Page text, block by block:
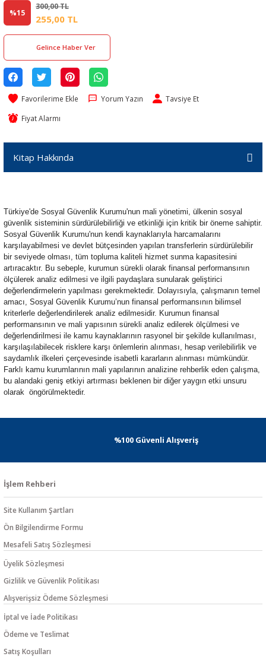
%15
300,00 TL
255,00 TL
Gelince Haber Ver
Yorum Yazın Tavsiye Et
Fiyat Alarmı
Kitap Hakkında
Türkiye'de Sosyal Güvenlik Kurumu'nun mali yönetimi, ülkenin sosyal
güvenlik sisteminin sürdürülebilirliği ve etkinliği için kritik bir öneme sahiptir.
Sosyal Güvenlik Kurumu'nun kendi kaynaklarıyla harcamalarını
karşılayabilmesi ve devlet bütçesinden yapılan transferlerin sürdürülebilir
bir seviyede olması, tüm topluma kaliteli hizmet sunma kapasitesini
artıracaktır. Bu sebeple, kurumun sürekli olarak finansal performansının
ölçülerek analiz edilmesi ve ilgili paydaşlara sunularak geliştirici
değerlendirmelerin yapılması gerekmektedir. Dolayısıyla, çalışmanın temel
amacı, Sosyal Güvenlik Kurumu’nun finansal performansının bilimsel
kriterlerle değerlendirilerek analiz edilmesidir. Kurumun finansal
performansının ve mali yapısının sürekli analiz edilerek ölçülmesi ve
değerlendirilmesi ile kamu kaynaklarının rasyonel bir şekilde kullanılması,
karşılaşılabilecek risklere karşı önlemlerin alınması, hesap verilebilirlik ve
saydamlık ilkeleri çerçevesinde isabetli kararların alınması mümkündür.
Farklı kamu kurumlarının mali yapılarının analizine rehberlik eden çalışma,
bu alandaki geniş etkiyi artırması beklenen bir diğer yaygın etki unsuru
olarak öngörülmektedir.
%100 Güvenli Alışveriş
İşlem Rehberi
Site Kullanım Şartları
Ön Bilgilendirme Formu
Mesafeli Satış Sözleşmesi
Üyelik Sözleşmesi
Gizlilik ve Güvenlik Politikası
Alışverişsiz Ödeme Sözleşmesi
İptal ve İade Politikası
Ödeme ve Teslimat
Satış Koşulları